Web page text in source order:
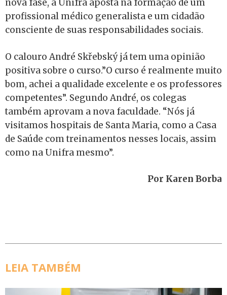
nova fase, a Unifra aposta na formação de um
profissional médico generalista e um cidadão
consciente de suas responsabilidades sociais.
O calouro André Skřebský já tem uma opinião
positiva sobre o curso.”O curso é realmente muito
bom, achei a qualidade excelente e os professores
competentes”. Segundo André, os colegas
também aprovam a nova faculdade. “Nós já
visitamos hospitais de Santa Maria, como a Casa
de Saúde com treinamentos nesses locais, assim
como na Unifra mesmo”.
Por Karen Borba
LEIA TAMBÉM